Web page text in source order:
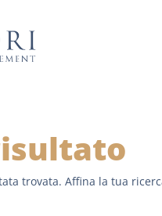
trovata. Affina la tua